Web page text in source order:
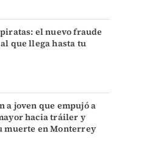
el nuevo fraude
que llega hasta tu
a joven que empujó a
hacia tráiler y
muerte en Monterrey